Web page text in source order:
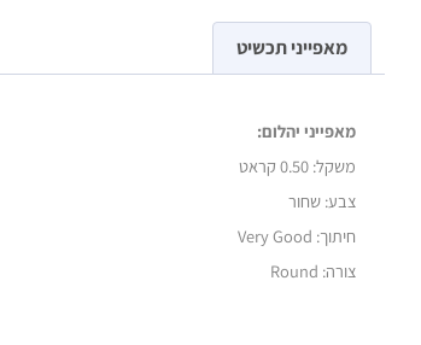
מאפייני תכשיט
מאפייני יהלום:
משקל: 0.50 קראט
צבע: שחור
חיתוך: Very Good
צורה: Round